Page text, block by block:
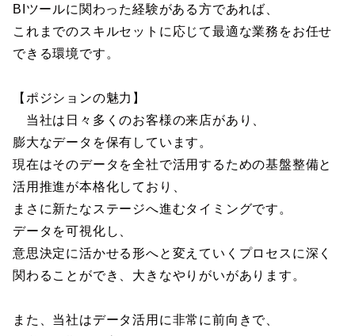
BIツールに関わった経験がある方であれば、
これまでのスキルセットに応じて最適な業務をお任せ
できる環境です。
【ポジションの魅力】
当社は日々多くのお客様の来店があり、
膨大なデータを保有しています。
現在はそのデータを全社で活用するための基盤整備と
活用推進が本格化しており、
まさに新たなステージへ進むタイミングです。
データを可視化し、
意思決定に活かせる形へと変えていくプロセスに深く
関わることができ、大きなやりがいがあります。
また、当社はデータ活用に非常に前向きで、